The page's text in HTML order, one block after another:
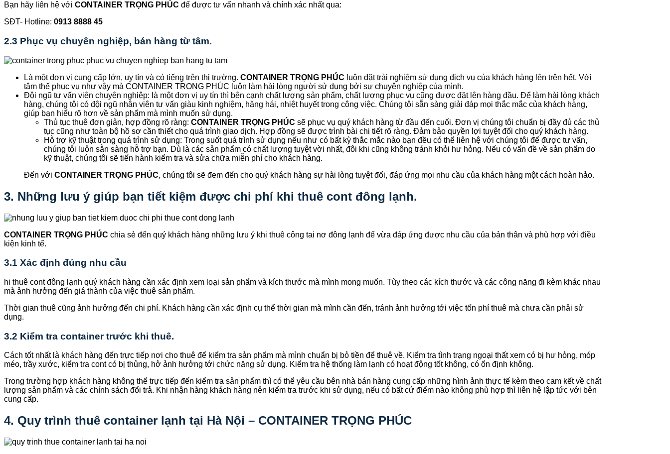
Bạn hãy liên hệ với CONTAINER TRỌNG PHÚC để được tư vấn nhanh và chính xác nhất qua:
SĐT- Hotline: 0913 8888 45
2.3 Phục vụ chuyên nghiệp, bán hàng từ tâm.
Là một đơn vị cung cấp lớn, uy tín và có tiếng trên thị trường. CONTAINER TRỌNG PHÚC luôn đặt trải nghiệm sử dụng dịch vụ của khách hàng lên trên hết. Với
tâm thế phục vụ như vậy mà CONTAINER TRỌNG PHÚC luôn làm hài lòng người sử dụng bởi sự chuyên nghiệp của mình.
Đội ngũ tư vấn viên chuyên nghiệp: là một đơn vị uy tín thì bên cạnh chất lượng sản phẩm, chất lượng phục vụ cũng được đặt lên hàng đầu. Để làm hài lòng khách
hàng, chúng tôi có đội ngũ nhân viên tư vấn giàu kinh nghiệm, hăng hái, nhiệt huyết trong công việc. Chúng tôi sẵn sàng giải đáp mọi thắc mắc của khách hàng,
giúp bạn hiểu rõ hơn về sản phẩm mà mình muốn sử dụng.
Thủ tục thuê đơn giản, hợp đồng rõ ràng: CONTAINER TRỌNG PHÚC sẽ phục vụ quý khách hàng từ đầu đến cuối. Đơn vị chúng tôi chuẩn bị đầy đủ các thủ
tục cũng như toàn bộ hồ sơ cần thiết cho quá trình giao dịch. Hợp đồng sẽ được trình bài chi tiết rõ ràng. Đảm bảo quyền lợi tuyệt đối cho quý khách hàng.
Hỗ trợ kỹ thuật trong quá trình sử dụng: Trong suốt quá trình sử dụng nếu như có bất kỳ thắc mắc nào bạn đều có thể liên hệ với chúng tôi để được tư vấn,
chúng tôi luôn sẵn sàng hỗ trợ bạn. Dù là các sản phẩm có chất lượng tuyệt vời nhất, đôi khi cũng không tránh khỏi hư hỏng. Nếu có vấn đề về sản phẩm do
kỹ thuật, chúng tôi sẽ tiến hành kiểm tra và sửa chữa miễn phí cho khách hàng.
Đến với CONTAINER TRỌNG PHÚC, chúng tôi sẽ đem đến cho quý khách hàng sự hài lòng tuyệt đối, đáp ứng mọi nhu cầu của khách hàng một cách hoàn hảo.
3. Những lưu ý giúp bạn tiết kiệm được chi phí khi thuê cont đông lạnh.
CONTAINER TRỌNG PHÚC chia sẻ đến quý khách hàng những lưu ý khi thuê công tai nơ đông lạnh để vừa đáp ứng được nhu cầu của bản thân và phù hợp với điều
kiện kinh tế.
3.1 Xác định đúng nhu cầu
hi thuê cont đông lạnh quý khách hàng cần xác định xem loại sản phẩm và kích thước mà mình mong muốn. Tùy theo các kích thước và các công năng đi kèm khác nhau
mà ảnh hưởng đến giá thành của việc thuê sản phẩm.
Thời gian thuê cũng ảnh hưởng đến chi phí. Khách hàng cần xác định cụ thể thời gian mà mình cần đến, tránh ảnh hưởng tới việc tốn phí thuê mà chưa cần phải sử
dụng.
3.2 Kiểm tra container trước khi thuê.
Cách tốt nhất là khách hàng đến trực tiếp nơi cho thuê để kiểm tra sản phẩm mà mình chuẩn bị bỏ tiền để thuê về. Kiểm tra tình trạng ngoại thất xem có bị hư hỏng, móp
méo, trầy xước, kiểm tra cont có bị thủng, hở ảnh hưởng tới chức năng sử dụng. Kiểm tra hệ thống làm lạnh có hoạt động tốt không, có ổn định không.
Trong trường hợp khách hàng không thể trực tiếp đến kiểm tra sản phẩm thì có thể yêu cầu bên nhà bán hàng cung cấp những hình ảnh thực tế kèm theo cam kết về chất
lượng sản phẩm và các chính sách đổi trả. Khi nhận hàng khách hàng nên kiểm tra trước khi sử dụng, nếu có bất cứ điểm nào không phù hợp thì liên hệ lập tức với bên
cung cấp.
4. Quy trình thuê container lạnh tại Hà Nội – CONTAINER TRỌNG PHÚC